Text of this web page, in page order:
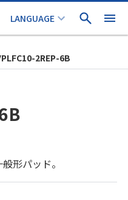
2REP-6B
形パッド。